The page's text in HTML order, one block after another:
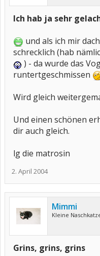
Ich hab ja sehr
und als ich mir
schrecklich (hab
) - da wurde das
runtertgeschmissen
Wird gleich
Und einen schönen
dir auch gleich.
lg die matrosin
2. April 2004
Mimmi
Kleine
Grins, grins, grins